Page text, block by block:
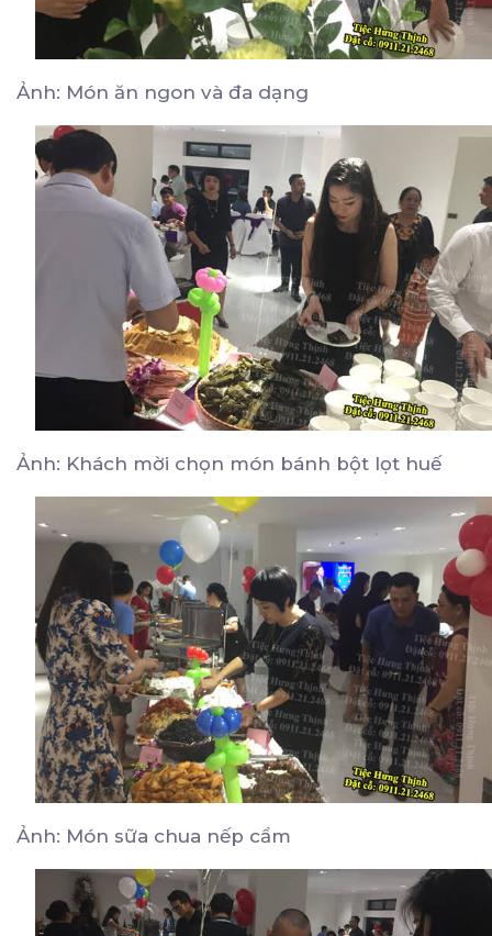
Ảnh: Món ăn ngon và đa dạng
Ảnh: Khách mời chọn món bánh bột lọt huế
Ảnh: Món sữa chua nếp cẩm